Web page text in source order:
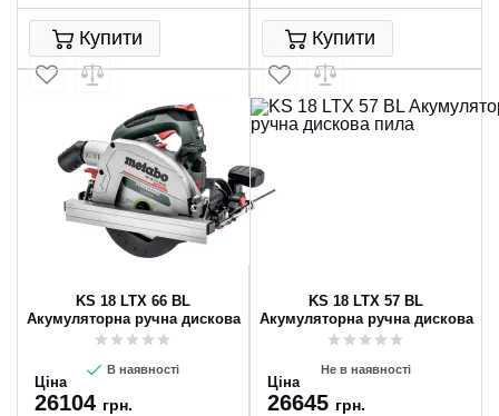
Купити Купити
KS 18 LTX 66 BL
Акумуляторна ручна дискова
пила
В наявності
Ціна
26104 грн.
KS 18 LTX 57 BL
Акумуляторна ручна дискова
пила
Не в наявності
Ціна
26645 грн.